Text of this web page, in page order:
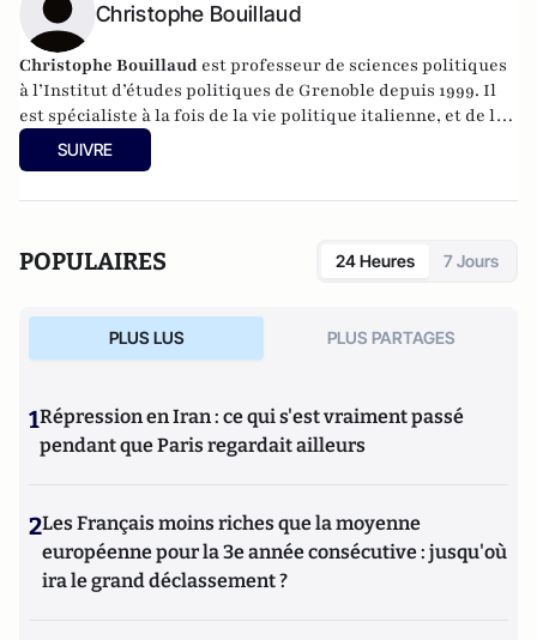
Christophe Bouillaud
Christophe Bouillaud est professeur de sciences politiques
à l’Institut d’études politiques de Grenoble depuis 1999. Il
est spécialiste à la fois de la vie politique italienne, et de la
vie politique européenne, en particulier sous l’angle des
partis.
SUIVRE
POPULAIRES 24 Heures 7 Jours
PLUS LUS PLUS PARTAGES
1Répression en Iran : ce qui s'est vraiment passé
pendant que Paris regardait ailleurs
2Les Français moins riches que la moyenne
européenne pour la 3e année consécutive : jusqu'où
ira le grand déclassement ?